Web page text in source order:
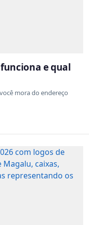
e qual
mora do endereço